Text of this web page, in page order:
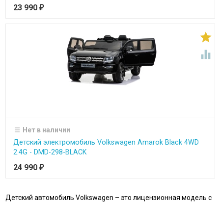
23 990 ₽


Нет в наличии
Детский электромобиль Volkswagen Amarok Black 4WD
2.4G - DMD-298-BLACK
24 990 ₽
Детский автомобиль Volkswagen – это лицензионная модель с